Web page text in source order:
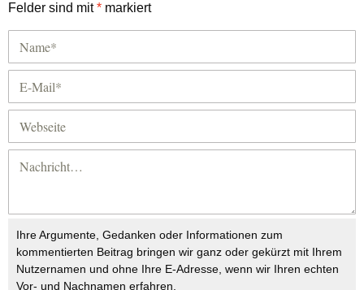
Felder sind mit* markiert
Ihre Argumente, Gedanken oder Informationen zum
kommentierten Beitrag bringen wir ganz oder gekürzt mit Ihrem
Nutzernamen und ohne Ihre E-Adresse, wenn wir Ihren echten
Vor- und Nachnamen erfahren.